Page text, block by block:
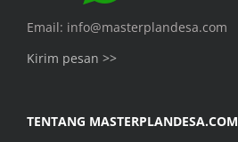
Email: info@masterplandesa.com
Kirim pesan >>
TENTANG MASTERPLANDESA.COM